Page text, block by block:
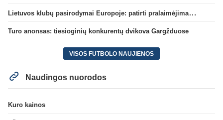
Lietuvos klubų pasirodymai Europoje: patirti pralaimėjimai Kroatijos atstovams
Turo anonsas: tiesioginių konkurentų dvikova Gargžduose
VISOS FUTBOLO NAUJIENOS
Naudingos nuorodos
Kuro kainos